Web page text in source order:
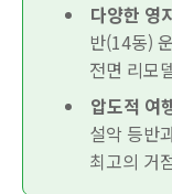
다양한 영
반(14동)
전면 리모
압도적 여
설악 등반
최고의 거